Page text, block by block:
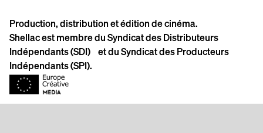
Production, distribution et édition de cinéma.
Shellac est membre du Syndicat des Distributeurs
Indépendants (SDI) et du Syndicat des Producteurs
Indépendants (SPI).